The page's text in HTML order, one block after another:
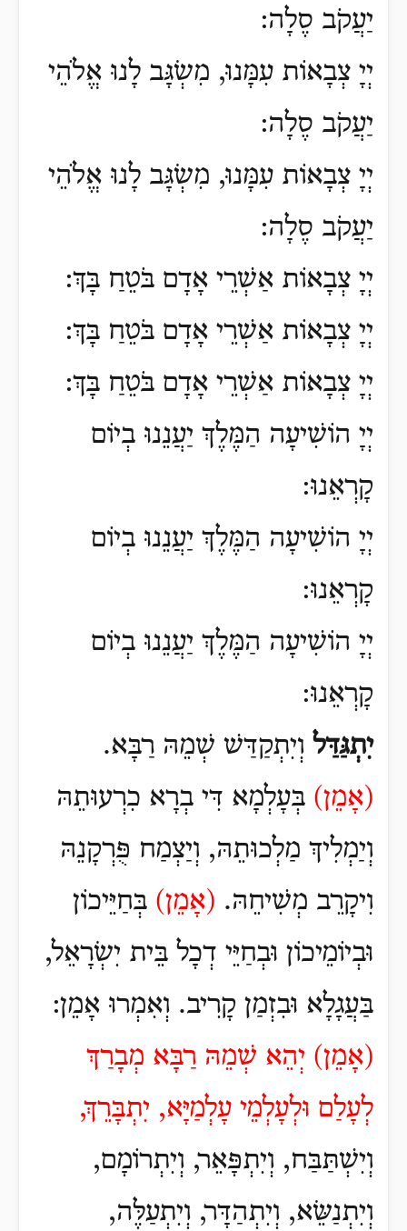
יַעֲקֹב סֶלָה:
יְיָ צְבָאוֹת עִמָּנוּ, מִשְׂגָּב לָנוּ אֱלֹהֵי
יַעֲקֹב סֶלָה:
יְיָ צְבָאוֹת עִמָּנוּ, מִשְׂגָּב לָנוּ אֱלֹהֵי
יַעֲקֹב סֶלָה:
יְיָ צְבָאוֹת אַשְׁרֵי אָדָם בֹּטֵחַ בָּךְ:
יְיָ צְבָאוֹת אַשְׁרֵי אָדָם בֹּטֵחַ בָּךְ:
יְיָ צְבָאוֹת אַשְׁרֵי אָדָם בֹּטֵחַ בָּךְ:
יְיָ הוֹשִׁיעָה הַמֶּלֶךְ יַעֲנֵנוּ בְיוֹם
קָרְאֵנוּ:
יְיָ הוֹשִׁיעָה הַמֶּלֶךְ יַעֲנֵנוּ בְיוֹם
קָרְאֵנוּ:
יְיָ הוֹשִׁיעָה הַמֶּלֶךְ יַעֲנֵנוּ בְיוֹם
קָרְאֵנוּ:
יִתְגַּדַּל וְיִתְקַדַּשׁ שְׁמֵהּ רַבָּא.
(אָמֵן) בְּעָלְמָא דִּי בְרָא כִרְעוּתֵהּ
וְיַמְלִיךְ מַלְכוּתֵהּ, וְיַצְמַח פֻּרְקָנֵהּ
וִיקָרֵב מְשִׁיחֵהּ. (אָמֵן) בְּחַיֵּיכוֹן
וּבְיוֹמֵיכוֹן וּבְחַיֵּי דְכָל בֵּית יִשְׂרָאֵל,
בַּעֲגָלָא וּבִזְמַן קָרִיב. וְאִמְרוּ אָמֵן:
(אָמֵן) יְהֵא שְׁמֵהּ רַבָּא מְבָרַךְ
לְעָלַם וּלְעָלְמֵי עָלְמַיָּא, יִתְבָּרֵךְ,
וְיִשְׁתַּבַּח, וְיִתְפָּאֵר, וְיִתְרוֹמָם,
וְיִתְנַשֵּׂא, וְיִתְהַדָּר, וְיִתְעַלֶּה,